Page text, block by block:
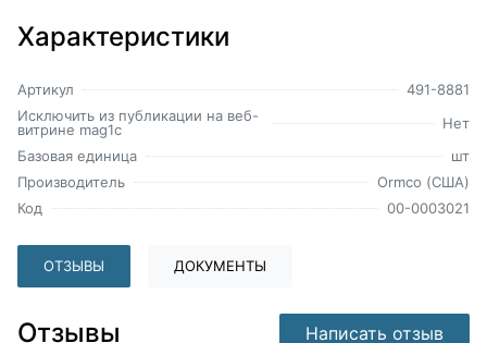
Характеристики
Артикул
491-8881
Исключить из публикации на веб-
витрине mag1c
Нет
Базовая единица
шт
Производитель
Ormco (США)
Код
00-0003021
ОТЗЫВЫ ДОКУМЕНТЫ
Отзывы Написать отзыв